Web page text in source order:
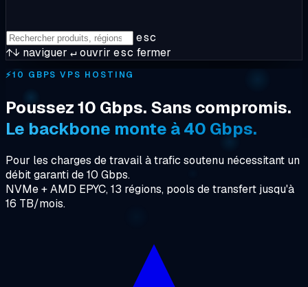
esc
↑↓ naviguer ↵ouvrir esc fermer
⚡10 GBPS VPS HOSTING
Poussez 10 Gbps. Sans compromis.
Le backbone monte à 40 Gbps.
Pour les charges de travail à trafic soutenu nécessitant un
débit garanti de 10 Gbps.
NVMe + AMD EPYC, 13 régions, pools de transfert jusqu'à
16 TB/mois.